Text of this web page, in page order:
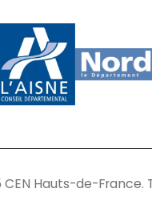
Hauts-de-France.